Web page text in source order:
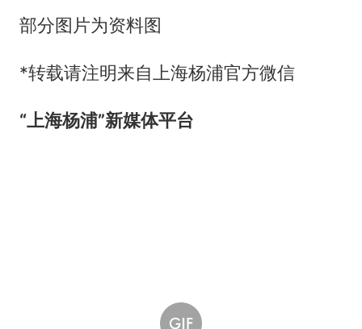
部分图片为资料图
*转载请注明来自上海杨浦官方微信
“上海杨浦”新媒体平台